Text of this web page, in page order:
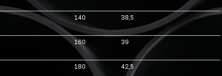
140 38,5
160 39
180 42,5